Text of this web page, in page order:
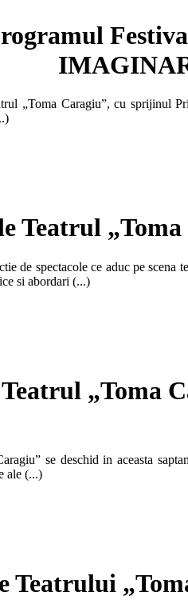
„Toma Caragiu”, cu sprijinul
Teatrul
de spectacole ce aduc pe scena
si abordari (...)
Teatrul „Toma
se deschid in aceasta
ale (...)
Teatrului